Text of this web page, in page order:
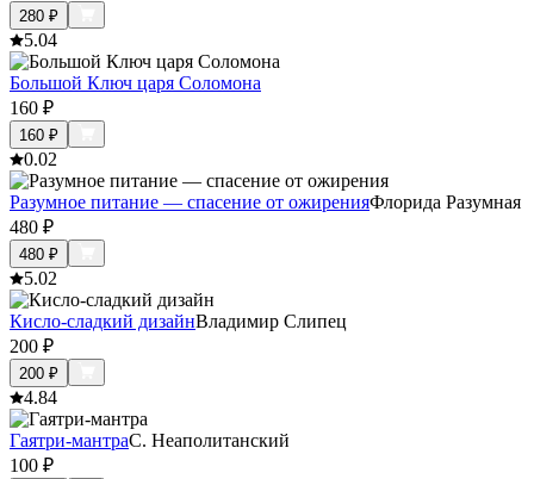
280 ₽
5.04
Большой Ключ царя Соломона
160 ₽
160 ₽
0.02
Разумное питание — спасение от ожиренияФлорида Разумная
480 ₽
480 ₽
5.02
Кисло-сладкий дизайнВладимир Слипец
200 ₽
200 ₽
4.84
Гаятри-мантраС. Неаполитанский
100 ₽